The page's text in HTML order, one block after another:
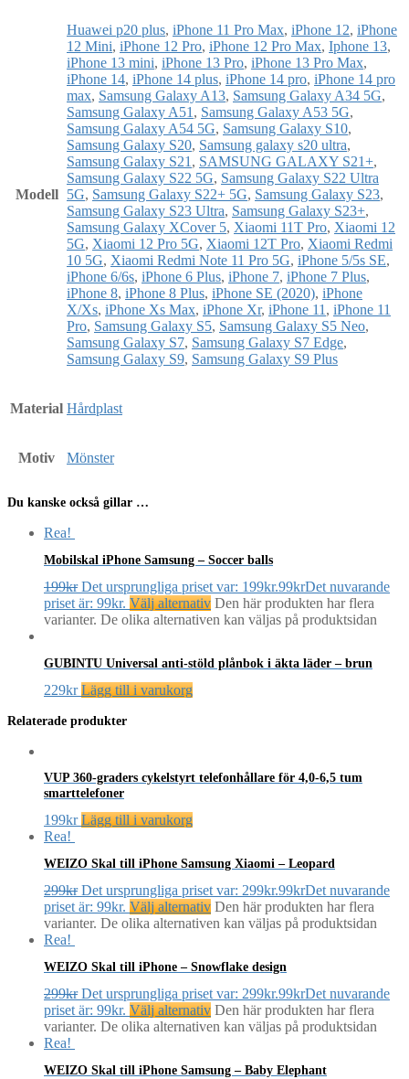
Modell
Huawei p20 plus, iPhone 11 Pro Max, iPhone 12, iPhone
12 Mini, iPhone 12 Pro, iPhone 12 Pro Max, Iphone 13,
iPhone 13 mini, iPhone 13 Pro, iPhone 13 Pro Max,
iPhone 14, iPhone 14 plus, iPhone 14 pro, iPhone 14 pro
max, Samsung Galaxy A13, Samsung Galaxy A34 5G,
Samsung Galaxy A51 , Samsung Galaxy A53 5G,
Samsung Galaxy A54 5G, Samsung Galaxy S10,
Samsung Galaxy S20, Samsung galaxy s20 ultra,
Samsung Galaxy S21 , SAMSUNG GALAXY S21+,
Samsung Galaxy S22 5G, Samsung Galaxy S22 Ultra
5G, Samsung Galaxy S22+ 5G, Samsung Galaxy S23,
Samsung Galaxy S23 Ultra, Samsung Galaxy S23+,
Samsung Galaxy XCover 5, Xiaomi 11T Pro, Xiaomi 12
5G, Xiaomi 12 Pro 5G, Xiaomi 12T Pro, Xiaomi Redmi
10 5G, Xiaomi Redmi Note 11 Pro 5G, iPhone 5/5s SE,
iPhone 6/6s, iPhone 6 Plus, iPhone 7, iPhone 7 Plus,
iPhone 8, iPhone 8 Plus, iPhone SE (2020), iPhone
X/Xs, iPhone Xs Max, iPhone Xr, iPhone 11 , iPhone 11
Pro, Samsung Galaxy S5, Samsung Galaxy S5 Neo,
Samsung Galaxy S7, Samsung Galaxy S7 Edge,
Samsung Galaxy S9, Samsung Galaxy S9 Plus
Material Hårdplast
Motiv Mönster
Du kanske också gillar …
Rea!
Mobilskal iPhone Samsung – Soccer balls
199kr Det ursprungliga priset var: 199kr.99krDet nuvarande
priset är: 99kr. Välj alternativ Den här produkten har flera
varianter. De olika alternativen kan väljas på produktsidan
GUBINTU Universal anti-stöld plånbok i äkta läder – brun
229kr Lägg till i varukorg
Relaterade produkter
VUP 360-graders cykelstyrt telefonhållare för 4,0-6,5 tum
smarttelefoner
199kr Lägg till i varukorg
Rea!
WEIZO Skal till iPhone Samsung Xiaomi – Leopard
299kr Det ursprungliga priset var: 299kr.99krDet nuvarande
priset är: 99kr. Välj alternativ Den här produkten har flera
varianter. De olika alternativen kan väljas på produktsidan
Rea!
WEIZO Skal till iPhone – Snowflake design
299kr Det ursprungliga priset var: 299kr.99krDet nuvarande
priset är: 99kr. Välj alternativ Den här produkten har flera
varianter. De olika alternativen kan väljas på produktsidan
Rea!
WEIZO Skal till iPhone Samsung – Baby Elephant